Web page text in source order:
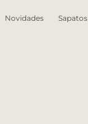
Novidades Sapatos